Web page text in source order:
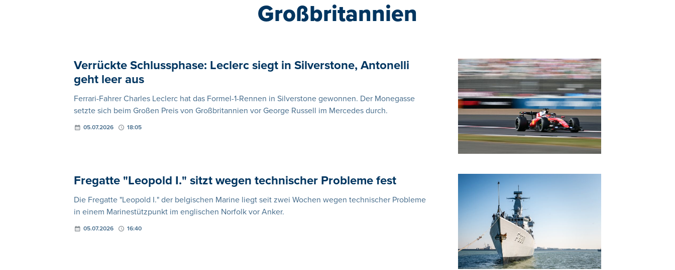
Großbritannien
Verrückte Schlussphase: Leclerc siegt in Silverstone, Antonelli
geht leer aus
Ferrari-Fahrer Charles Leclerc hat das Formel-1-Rennen in Silverstone gewonnen. Der Monegasse
setzte sich beim Großen Preis von Großbritannien vor George Russell im Mercedes durch.
05.07.2026 18:05
Fregatte "Leopold I." sitzt wegen technischer Probleme fest
Die Fregatte "Leopold I." der belgischen Marine liegt seit zwei Wochen wegen technischer Probleme
in einem Marinestützpunkt im englischen Norfolk vor Anker.
05.07.2026 16:40